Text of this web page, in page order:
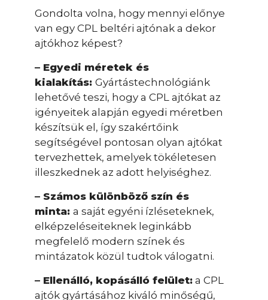
Gondolta volna, hogy mennyi előnye
van egy CPL beltéri ajtónak a dekor
ajtókhoz képest?
– Egyedi méretek és
kialakítás: Gyártástechnológiánk
lehetővé teszi, hogy a CPL ajtókat az
igényeitek alapján egyedi méretben
készítsük el, így szakértőink
segítségével pontosan olyan ajtókat
tervezhettek, amelyek tökéletesen
illeszkednek az adott helyiséghez.
– Számos különböző szín és
minta: a saját egyéni ízléseteknek,
elképzeléseiteknek leginkább
megfelelő modern színek és
mintázatok közül tudtok válogatni.
– Ellenálló, kopásálló felület: a CPL
ajtók gyártásához kiváló minőségű,